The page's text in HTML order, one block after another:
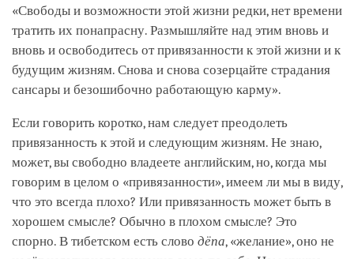
«Свободы и возможности этой жизни редки, нет времени
тратить их понапрасну. Размышляйте над этим вновь и
вновь и освободитесь от привязанности к этой жизни и к
будущим жизням. Снова и снова созерцайте страдания
сансары и безошибочно работающую карму».
Если говорить коротко, нам следует преодолеть
привязанность к этой и следующим жизням. Не знаю,
может, вы свободно владеете английским, но, когда мы
говорим в целом о «привязанности», имеем ли мы в виду,
что это всегда плохо? Или привязанность может быть в
хорошем смысле? Обычно в плохом смысле? Это
спорно. В тибетском есть слово дёпа, «желание», оно не